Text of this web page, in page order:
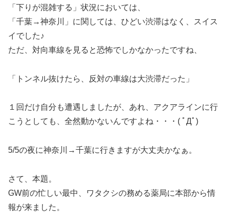
「下りが混雑する」状況においては、
「千葉→神奈川」に関しては、ひどい渋滞はなく、スイス
イでした♪
ただ、対向車線を見ると恐怖でしかなかったですね、
「トンネル抜けたら、反対の車線は大渋滞だった」
１回だけ自分も遭遇しましたが、あれ、アクアラインに行
こうとしても、全然動かないんですよね・・・( ﾟДﾟ)
5/5の夜に神奈川→千葉に行きますが大丈夫かなぁ。
さて、本題。
GW前の忙しい最中、ワタクシの務める薬局に本部から情
報が来ました。